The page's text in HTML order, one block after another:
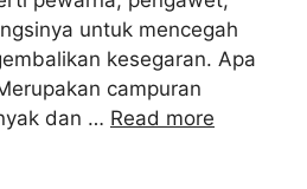
untuk mencegah
kesegaran. Apa
campuran
dan … Read more